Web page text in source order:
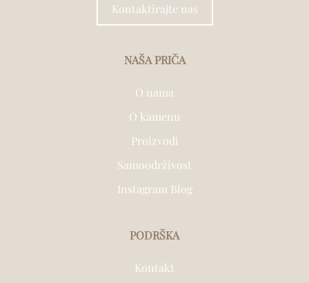
Kontaktirajte nas
NAŠA PRIČA
O nama
O kamenu
Proizvodi
Samoodrživost
Instagram Blog
PODRŠKA
Kontakt